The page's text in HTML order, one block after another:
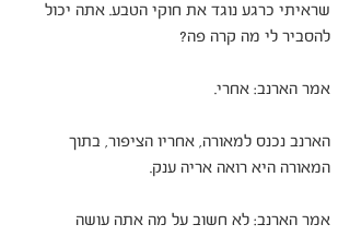
שראיתי כרגע נוגד את חוקי הטבע. אתה יכול
להסביר לי מה קרה פה?
אמר הארנב: אחרי.
הארנב נכנס למאורה, אחריו הציפור, בתוך
המאורה היא רואה אריה ענק.
אמר הארנב: לא חשוב על מה אתה עושה